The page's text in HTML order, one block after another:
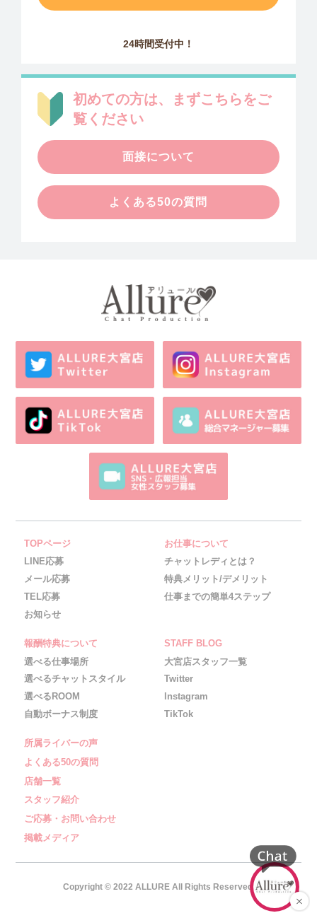
24時間受付中！
初めての方は、まずこちらをご
覧ください
面接について
よくある50の質問
TOPページ
LINE応募
メール応募
TEL応募
お知らせ
お仕事について
チャットレディとは？
特典メリット/デメリット
仕事までの簡単4ステップ
報酬特典について
選べる仕事場所
選べるチャットスタイル
選べるROOM
自動ボーナス制度
STAFF BLOG
大宮店スタッフ一覧
Twitter
Instagram
TikTok
所属ライバーの声
よくある50の質問
店舗一覧
スタッフ紹介
ご応募・お問い合わせ
掲載メディア
Copyright © 2022 ALLURE All Rights Reserved.